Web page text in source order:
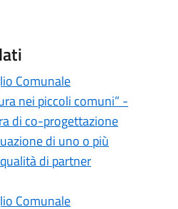
Comunale
nei piccoli comuni” -
di co-progettazione
di uno o più
di partner
Comunale